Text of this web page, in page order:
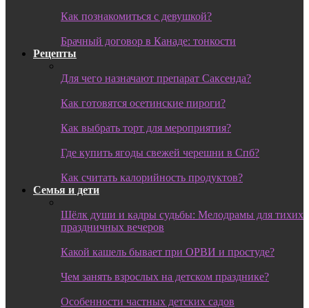
Как познакомиться с девушкой?
Брачный договор в Канаде: тонкости
Рецепты
Для чего назначают препарат Саксенда?
Как готовятся осетинские пироги?
Как выбрать торт для мероприятия?
Где купить ягоды свежей черешни в Спб?
Как считать калорийность продуктов?
Семья и дети
Шёлк души и кадры судьбы: Мелодрамы для тихих
праздничных вечеров
Какой кашель бывает при ОРВИ и простуде?
Чем занять взрослых на детском празднике?
Особенности частных детских садов